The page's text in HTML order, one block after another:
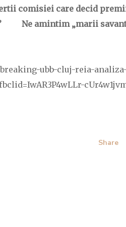
comisiei care decid
Ne amintim „marii
ubb-cluj-reia-
Share